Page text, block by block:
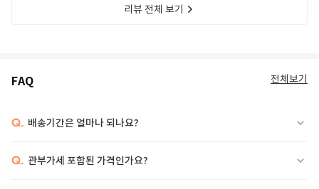
리뷰 전체 보기
FAQ 전체보기
Q. 배송기간은 얼마나 되나요?
Q. 관부가세 포함된 가격인가요?